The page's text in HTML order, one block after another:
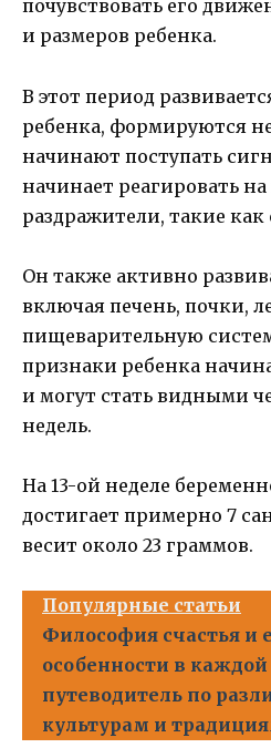
почувствовать его
и размеров ребенка.
В этот период
ребенка, формируются
начинают поступать
начинает реагировать
раздражители, такие
Он также активно
включая печень, почки,
пищеварительную
признаки ребенка
и могут стать видными
недель.
На 13-ой неделе
достигает примерно 7
весит около 23 граммов.
Популярные статьи
Философия счастья и
особенности в каждой
путеводитель по
культурам и